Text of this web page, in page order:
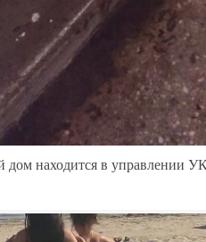
дом находится в управлении